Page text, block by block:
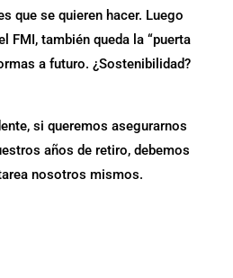
que se quieren hacer. Luego
FMI, también queda la “puerta
a futuro. ¿Sostenibilidad?
si queremos asegurarnos
años de retiro, debemos
nosotros mismos.